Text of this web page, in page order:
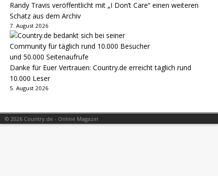
Randy Travis veröffentlicht mit „I Don’t Care“ einen weiteren
Schatz aus dem Archiv
7. August 2026
Danke für Euer Vertrauen: Country.de erreicht täglich rund
10.000 Leser
5. August 2026
© 2026 Country.de - Online Magazin